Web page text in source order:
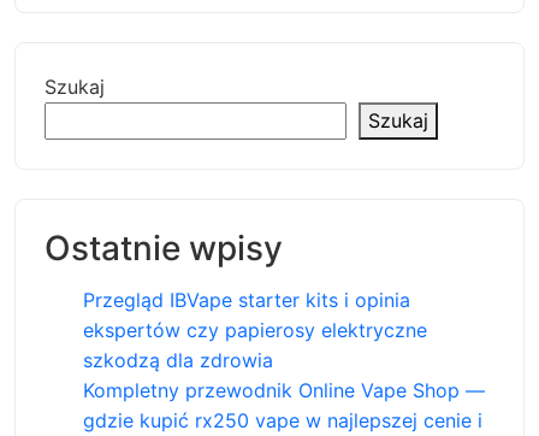
Szukaj
Szukaj
Ostatnie wpisy
Przegląd IBVape starter kits i opinia
ekspertów czy papierosy elektryczne
szkodzą dla zdrowia
Kompletny przewodnik Online Vape Shop —
gdzie kupić rx250 vape w najlepszej cenie i